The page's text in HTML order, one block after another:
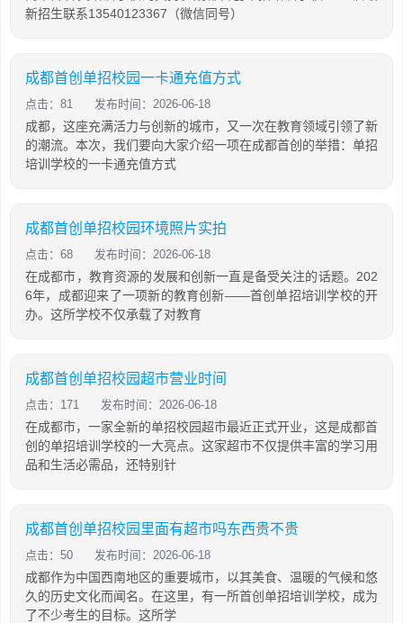
新招生联系13540123367（微信同号）
成都首创单招校园一卡通充值方式
点击：81 发布时间：2026-06-18
成都，这座充满活力与创新的城市，又一次在教育领域引领了新
的潮流。本次，我们要向大家介绍一项在成都首创的举措：单招
培训学校的一卡通充值方式
成都首创单招校园环境照片实拍
点击：68 发布时间：2026-06-18
在成都市，教育资源的发展和创新一直是备受关注的话题。202
6年，成都迎来了一项新的教育创新——首创单招培训学校的开
办。这所学校不仅承载了对教育
成都首创单招校园超市营业时间
点击：171 发布时间：2026-06-18
在成都市，一家全新的单招校园超市最近正式开业，这是成都首
创的单招培训学校的一大亮点。这家超市不仅提供丰富的学习用
品和生活必需品，还特别针
成都首创单招校园里面有超市吗东西贵不贵
点击：50 发布时间：2026-06-18
成都作为中国西南地区的重要城市，以其美食、温暖的气候和悠
久的历史文化而闻名。在这里，有一所首创单招培训学校，成为
了不少考生的目标。这所学